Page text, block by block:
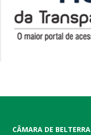
CÂMARA DE BELTERRA